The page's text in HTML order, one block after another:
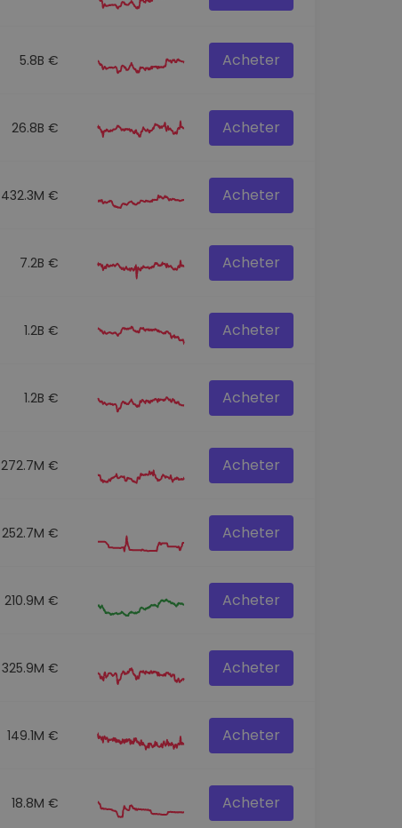
5.8B € Acheter
26.8B € Acheter
432.3M € Acheter
7.2B € Acheter
1.2B € Acheter
1.2B € Acheter
272.7M € Acheter
252.7M € Acheter
210.9M € Acheter
325.9M € Acheter
149.1M € Acheter
18.8M € Acheter